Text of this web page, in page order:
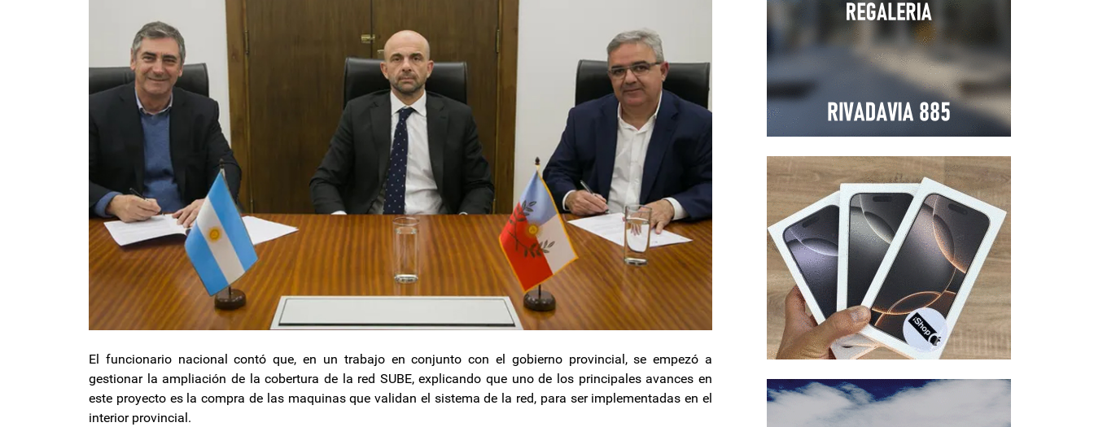
El funcionario nacional contó que, en un trabajo en conjunto con el gobierno provincial, se empezó a
gestionar la ampliación de la cobertura de la red SUBE, explicando que uno de los principales avances en
este proyecto es la compra de las maquinas que validan el sistema de la red, para ser implementadas en el
interior provincial.